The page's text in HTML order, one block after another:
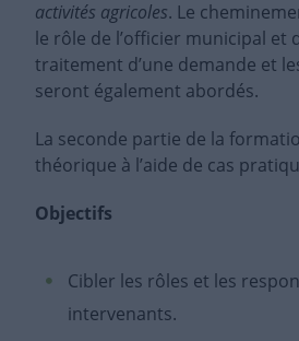
activités agricoles. Le
le rôle de l’officier municipal et
traitement d’une demande et
seront également abordés.
La seconde partie de la
théorique à l’aide de cas
Objectifs
Cibler les rôles et les
intervenants.